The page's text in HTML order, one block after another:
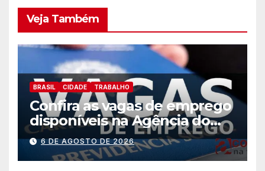
Veja Também
BRASIL CIDADE TRABALHO
Confira as vagas de emprego
disponíveis na Agência do
Trabalhador
6 DE AGOSTO DE 2026